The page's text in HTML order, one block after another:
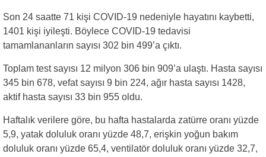
Son 24 saatte 71 kişi COVID-19 nedeniyle hayatını kaybetti,
1401 kişi iyileşti. Böylece COVID-19 tedavisi
tamamlananların sayısı 302 bin 499’a çıktı.
Toplam test sayısı 12 milyon 306 bin 909’a ulaştı. Hasta sayısı
345 bin 678, vefat sayısı 9 bin 224, ağır hasta sayısı 1428,
aktif hasta sayısı 33 bin 955 oldu.
Haftalık verilere göre, bu hafta hastalarda zatürre oranı yüzde
5,9, yatak doluluk oranı yüzde 48,7, erişkin yoğun bakım
doluluk oranı yüzde 65,4, ventilatör doluluk oranı yüzde 32,7,